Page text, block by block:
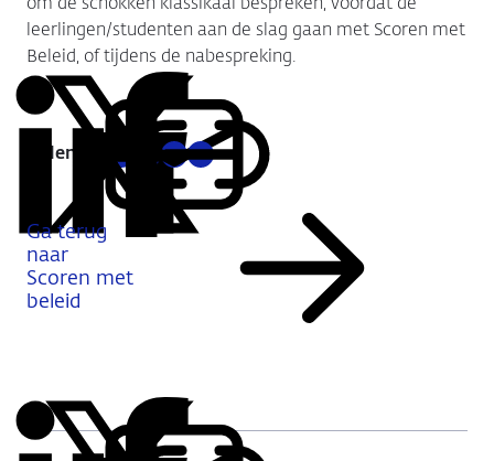
leerlingen/studenten aan de slag gaan met Scoren met
Beleid, of tijdens de nabespreking.
Delen:
DeelDeel
via
Deel
Facebook
Deel
via
E-
Kopieer
deze
URL
Ga terug
naar
Scoren met
beleid